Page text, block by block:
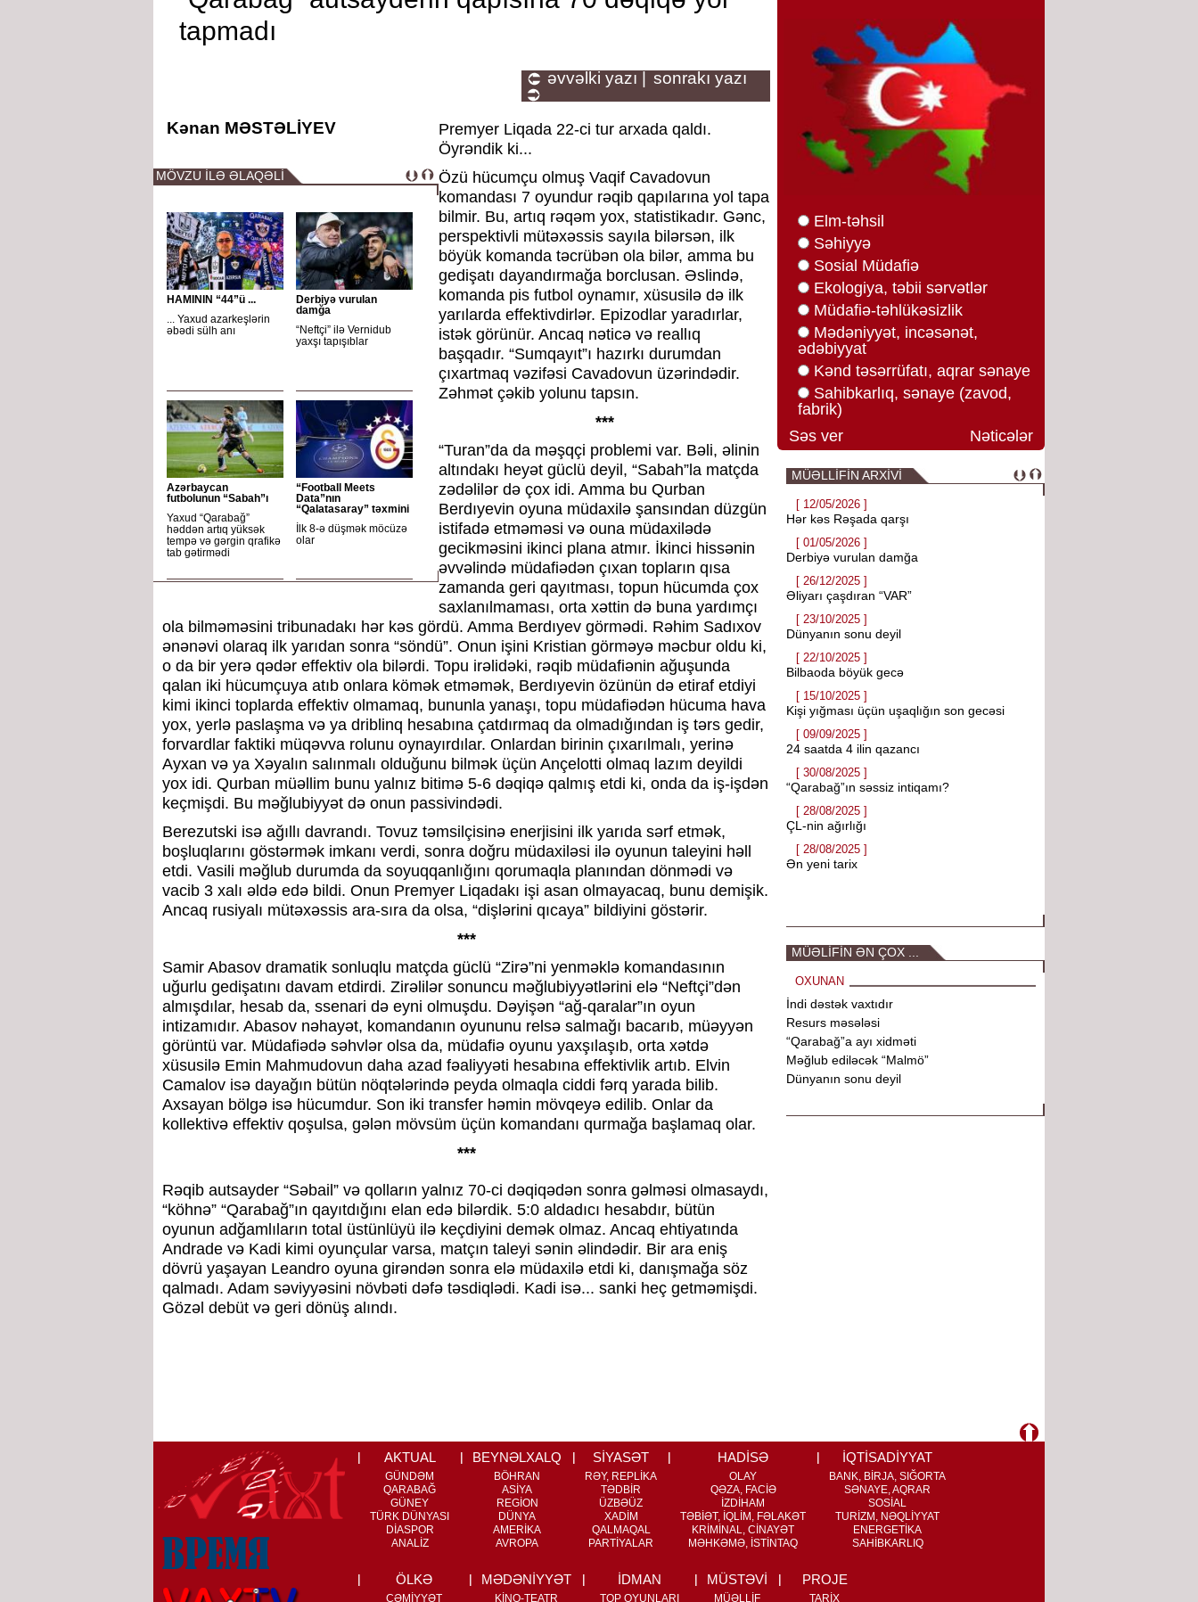
tapmadı
əvvəlki yazı | sonrakı yazı
Kənan MƏSTƏLİYEV
MÖVZU İLƏ ƏLAQƏLİ
HAMININ “44”ü ...
... Yaxud azarkeşlərin
əbədi sülh anı
Derbiyə vurulan
damğa
“Neftçi” ilə Vernidub
yaxşı tapışıblar
Azərbaycan
futbolunun “Sabah”ı
Yaxud “Qarabağ”
həddən artıq yüksək
tempə və gərgin qrafikə
tab gətirmədi
“Football Meets
Data”nın
“Qalatasaray” təxmini
İlk 8-ə düşmək möcüzə
olar
Premyer Liqada 22-ci tur arxada qaldı.
Öyrəndik ki...
Özü hücumçu olmuş Vaqif Cavadovun
komandası 7 oyundur rəqib qapılarına yol tapa
bilmir. Bu, artıq rəqəm yox, statistikadır. Gənc,
perspektivli mütəxəssis sayıla bilərsən, ilk
böyük komanda təcrübən ola bilər, amma bu
gedişatı dayandırmağa borclusan. Əslində,
komanda pis futbol oynamır, xüsusilə də ilk
yarılarda effektivdirlər. Epizodlar yaradırlar,
istək görünür. Ancaq nəticə və reallıq
başqadır. “Sumqayıt”ı hazırkı durumdan
çıxartmaq vəzifəsi Cavadovun üzərindədir.
Zəhmət çəkib yolunu tapsın.
***
“Turan”da da məşqçi problemi var. Bəli, əlinin
altındakı heyət güclü deyil, “Sabah”la matçda
zədəlilər də çox idi. Amma bu Qurban
Berdıyevin oyuna müdaxilə şansından düzgün
istifadə etməməsi və ouna müdaxilədə
gecikməsini ikinci plana atmır. İkinci hissənin
əvvəlində müdafiədən çıxan topların qısa
zamanda geri qayıtması, topun hücumda çox
saxlanılmaması, orta xəttin də buna yardımçı
ola bilməməsini tribunadakı hər kəs gördü. Amma Berdıyev görmədi. Rəhim Sadıxov
ənənəvi olaraq ilk yarıdan sonra “söndü”. Onun işini Kristian görməyə məcbur oldu ki,
o da bir yerə qədər effektiv ola bilərdi. Topu irəlidəki, rəqib müdafiənin ağuşunda
qalan iki hücumçuya atıb onlara kömək etməmək, Berdıyevin özünün də etiraf etdiyi
kimi ikinci toplarda effektiv olmamaq, bununla yanaşı, topu müdafiədən hücuma hava
yox, yerlə paslaşma və ya driblinq hesabına çatdırmaq da olmadığından iş tərs gedir,
forvardlar faktiki müqəvva rolunu oynayırdılar. Onlardan birinin çıxarılmalı, yerinə
Ayxan və ya Xəyalın salınmalı olduğunu bilmək üçün Ançelotti olmaq lazım deyildi
yox idi. Qurban müəllim bunu yalnız bitimə 5-6 dəqiqə qalmış etdi ki, onda da iş-işdən
keçmişdi. Bu məğlubiyyət də onun passivindədi.
Berezutski isə ağıllı davrandı. Tovuz təmsilçisinə enerjisini ilk yarıda sərf etmək,
boşluqlarını göstərmək imkanı verdi, sonra doğru müdaxiləsi ilə oyunun taleyini həll
etdi. Vasili məğlub durumda da soyuqqanlığını qorumaqla planından dönmədi və
vacib 3 xalı əldə edə bildi. Onun Premyer Liqadakı işi asan olmayacaq, bunu demişik.
Ancaq rusiyalı mütəxəssis ara-sıra da olsa, “dişlərini qıcaya” bildiyini göstərir.
***
Samir Abasov dramatik sonluqlu matçda güclü “Zirə”ni yenməklə komandasının
uğurlu gedişatını davam etdirdi. Zirəlilər sonuncu məğlubiyyətlərini elə “Neftçi”dən
almışdılar, hesab da, ssenari də eyni olmuşdu. Dəyişən “ağ-qaralar”ın oyun
intizamıdır. Abasov nəhayət, komandanın oyununu relsə salmağı bacarıb, müəyyən
görüntü var. Müdafiədə səhvlər olsa da, müdafiə oyunu yaxşılaşıb, orta xətdə
xüsusilə Emin Mahmudovun daha azad fəaliyyəti hesabına effektivlik artıb. Elvin
Camalov isə dayağın bütün nöqtələrində peyda olmaqla ciddi fərq yarada bilib.
Axsayan bölgə isə hücumdur. Son iki transfer həmin mövqeyə edilib. Onlar da
kollektivə effektiv qoşulsa, gələn mövsüm üçün komandanı qurmağa başlamaq olar.
***
Rəqib autsayder “Səbail” və qolların yalnız 70-ci dəqiqədən sonra gəlməsi olmasaydı,
“köhnə” “Qarabağ”ın qayıtdığını elan edə bilərdik. 5:0 aldadıcı hesabdır, bütün
oyunun adğamlıların total üstünlüyü ilə keçdiyini demək olmaz. Ancaq ehtiyatında
Andrade və Kadi kimi oyunçular varsa, matçın taleyi sənin əlindədir. Bir ara eniş
dövrü yaşayan Leandro oyuna girəndən sonra elə müdaxilə etdi ki, danışmağa söz
qalmadı. Adam səviyyəsini növbəti dəfə təsdiqlədi. Kadi isə... sanki heç getməmişdi.
Gözəl debüt və geri dönüş alındı.
Elm-təhsil
Səhiyyə
Sosial Müdafiə
Ekologiya, təbii sərvətlər
Müdafiə-təhlükəsizlik
Mədəniyyət, incəsənət,
ədəbiyyat
Kənd təsərrüfatı, aqrar sənaye
Sahibkarlıq, sənaye (zavod,
fabrik)
Səs ver
Nəticələr
MÜƏLLİFİN ARXİVİ
[ 12/05/2026 ]
Hər kəs Rəşada qarşı
[ 01/05/2026 ]
Derbiyə vurulan damğa
[ 26/12/2025 ]
Əliyarı çaşdıran “VAR”
[ 23/10/2025 ]
Dünyanın sonu deyil
[ 22/10/2025 ]
Bilbaoda böyük gecə
[ 15/10/2025 ]
Kişi yığması üçün uşaqlığın son gecəsi
[ 09/09/2025 ]
24 saatda 4 ilin qazancı
[ 30/08/2025 ]
“Qarabağ”ın səssiz intiqamı?
[ 28/08/2025 ]
ÇL-nin ağırlığı
[ 28/08/2025 ]
Ən yeni tarix
MÜƏLİFİN ƏN ÇOX ...
OXUNAN
İndi dəstək vaxtıdır
Resurs məsələsi
“Qarabağ”a ayı xidməti
Məğlub ediləcək “Malmö”
Dünyanın sonu deyil
AKTUAL
GÜNDƏM
QARABAĞ
GÜNEY
TÜRK DÜNYASI
DİASPOR
ANALİZ
BEYNƏLXALQ
BÖHRAN
ASİYA
REGİON
DÜNYA
AMERİKA
AVROPA
SİYASƏT
RƏY, REPLİKA
TƏDBİR
ÜZBƏÜZ
XADİM
QALMAQAL
PARTİYALAR
HADİSƏ
OLAY
QƏZA, FACİƏ
İZDİHAM
TƏBİƏT, İQLİM, FƏLAKƏT
KRİMİNAL, CİNAYƏT
MƏHKƏMƏ, İSTİNTAQ
İQTİSADİYYAT
BANK, BİRJA, SIĞORTA
SƏNAYE, AQRAR
SOSİAL
TURİZM, NƏQLİYYAT
ENERGETİKA
SAHİBKARLIQ
ÖLKƏ
CƏMİYYƏT
MƏDƏNİYYƏT
KİNO-TEATR
İDMAN
TOP OYUNLARI
MÜSTƏVİ
MÜƏLLİF
PROJE
TARİX